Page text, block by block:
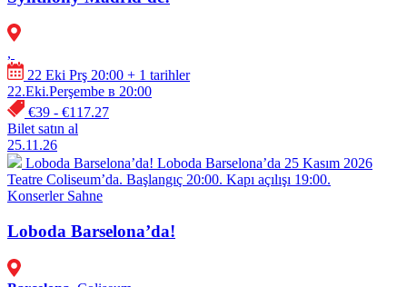
,
22 Eki Prş 20:00 + 1 tarihler
22.Eki.Perşembe в 20:00
€39 - €117.27
Bilet satın al
25.11.26
Loboda Barselona’da! Loboda Barselona’da 25 Kasım 2026
Teatre Coliseum’da. Başlangıç 20:00. Kapı açılışı 19:00.
Konserler Sahne
Loboda Barselona’da!